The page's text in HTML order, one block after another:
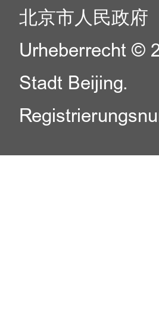
北京市人民政府
Urheberrecht ©
Stadt Beijing.